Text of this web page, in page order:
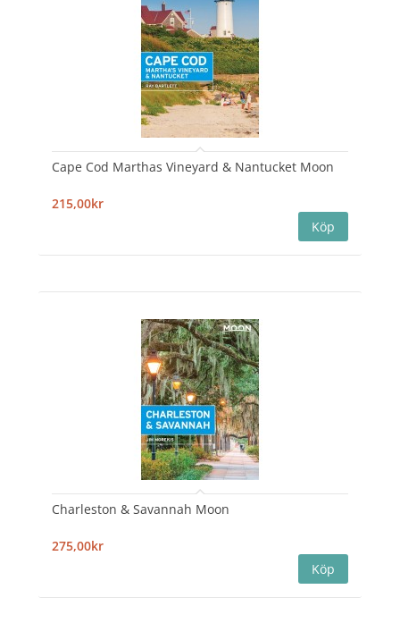
Cape Cod Marthas Vineyard & Nantucket Moon
215,00kr
Charleston & Savannah Moon
275,00kr